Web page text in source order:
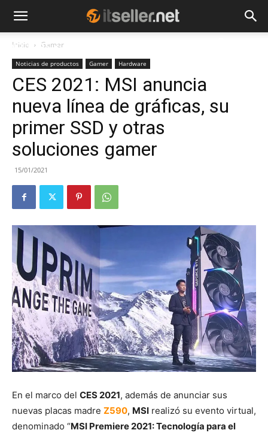
NOTICIAS
Inicio Gamer
Noticias de productos Gamer Hardware
CES 2021: MSI anuncia
nueva línea de gráficas, su
primer SSD y otras
soluciones gamer
15/01/2021
En el marco del CES 2021, además de anunciar sus
nuevas placas madre Z590, MSI realizó su evento virtual,
denominado “MSI Premiere 2021: Tecnología para el